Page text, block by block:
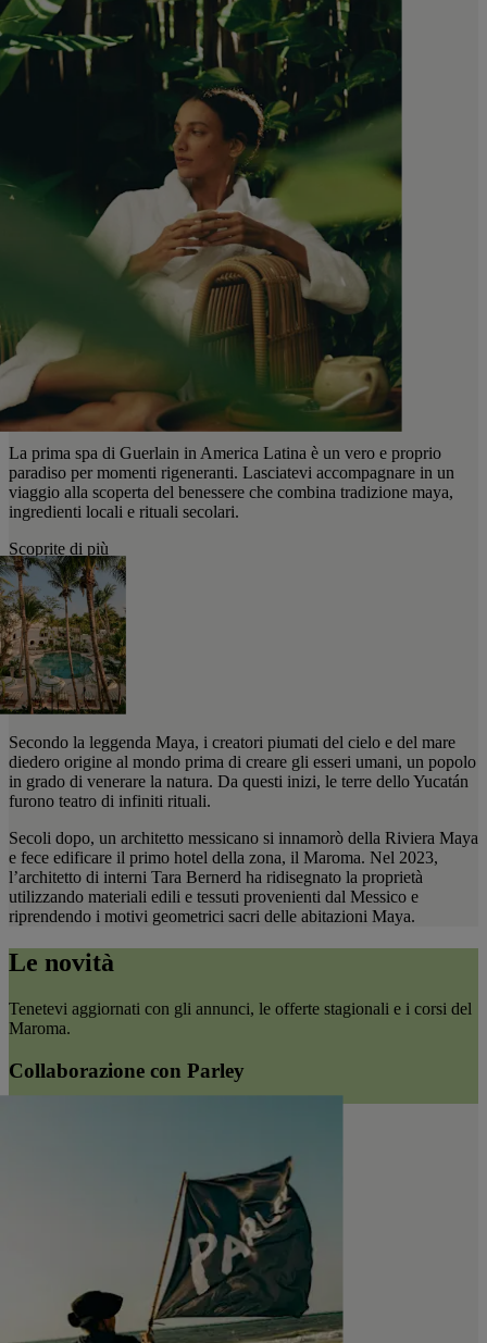
La prima spa di Guerlain in America Latina è un vero e proprio
paradiso per momenti rigeneranti. Lasciatevi accompagnare in un
viaggio alla scoperta del benessere che combina tradizione maya,
ingredienti locali e rituali secolari.
Scoprite di più
Secondo la leggenda Maya, i creatori piumati del cielo e del mare
diedero origine al mondo prima di creare gli esseri umani, un popolo
in grado di venerare la natura. Da questi inizi, le terre dello Yucatán
furono teatro di infiniti rituali.
Secoli dopo, un architetto messicano si innamorò della Riviera Maya
e fece edificare il primo hotel della zona, il Maroma. Nel 2023,
l’architetto di interni Tara Bernerd ha ridisegnato la proprietà
utilizzando materiali edili e tessuti provenienti dal Messico e
riprendendo i motivi geometrici sacri delle abitazioni Maya.
Le novità
Tenetevi aggiornati con gli annunci, le offerte stagionali e i corsi del
Maroma.
Collaborazione con Parley